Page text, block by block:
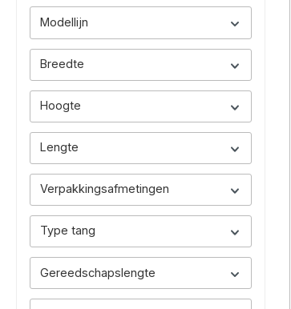
Modellijn
Breedte
Hoogte
Lengte
Verpakkingsafmetingen
Type tang
Gereedschapslengte